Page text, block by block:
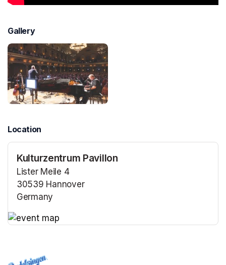
Gallery
Location
Kulturzentrum Pavillon
Lister Meile 4
30539 Hannover
Germany